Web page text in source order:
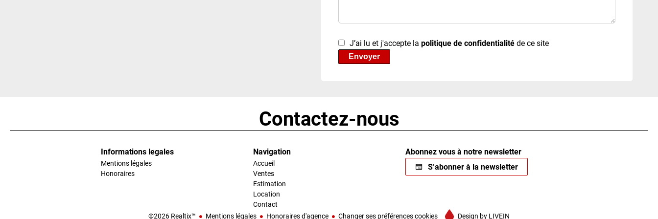
J’ai lu et j'accepte la politique de confidentialitéde ce site
Envoyer
Contactez-nous
Informations legales
Mentions légales
Honoraires
Navigation
Accueil
Ventes
Estimation
Location
Contact
Abonnez vous à notre newsletter
S’abonner à la newsletter
©2026 Realtix™ Mentions légales Honoraires d'agence Changer ses préférences cookies Design by LIVEIN